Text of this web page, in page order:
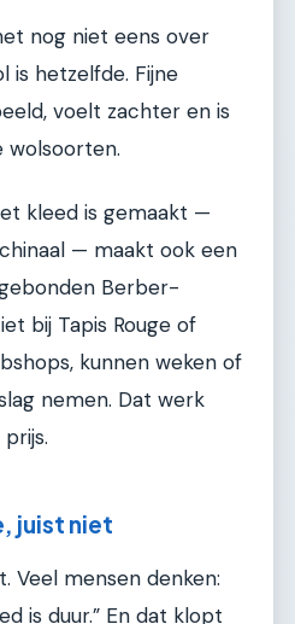
nog niet eens over
is hetzelfde. Fijne
voelt zachter en is
wolsoorten.
kleed is gemaakt —
— maakt ook een
Berber-
bij Tapis Rouge of
kunnen weken of
nemen. Dat werk
juist niet
Veel mensen denken:
is duur.” En dat klopt